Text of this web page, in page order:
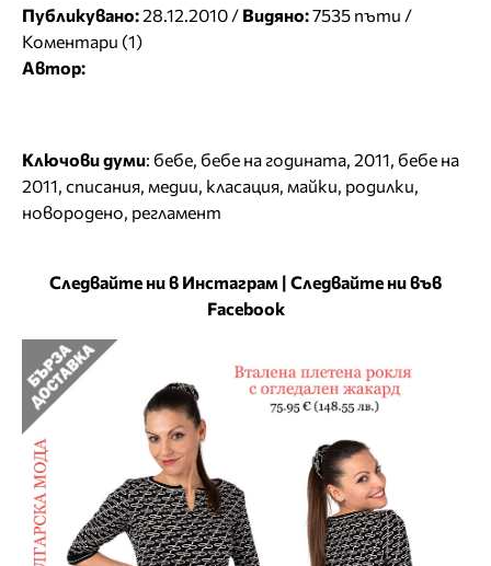
Публикувано:28.12.2010 / Видяно:7535 пъти /
Коментари (1)
Автор:
Ключови думи: бебе бебе на годината 2011 бебе на
2011 списания медии класация майки родилки
новородено регламент
Следвайте ни в Инстаграм | Следвайте ни във
Facebook